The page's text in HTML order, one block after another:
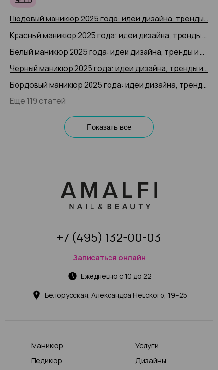
Нюдовый маникюр 2025 года: идеи дизайна, тренды и новинки, 200+ фото
Красный маникюр 2025 года: идеи дизайна, тренды и новинки, 200+ фото
Белый маникюр 2025 года: идеи дизайна, тренды и новинки, 200+ фото
Черный маникюр 2025 года: идеи дизайна, тренды и новинки, 200+ фото
Бордовый маникюр 2025 года: идеи дизайна, тренды и новинки, 200+ фото
Еще 119 статей
Показать все
Белорусская, Александра Невского, 19–25
Ежедневно с 10 до 22
Записаться онлайн
+7 (495) 132-00-03
Маникюр
Педикюр
Услуги
Дизайны